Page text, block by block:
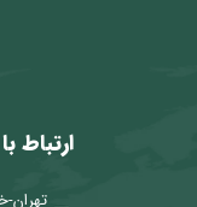
ارتباط